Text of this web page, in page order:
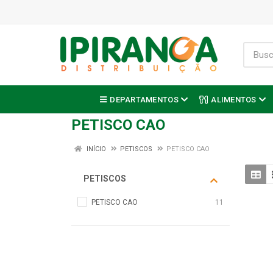
DEPARTAMENTOS ALIMENTOS
PETISCO CAO
INÍCIO PETISCOS PETISCO CAO
PETISCOS
PETISCO CAO 11